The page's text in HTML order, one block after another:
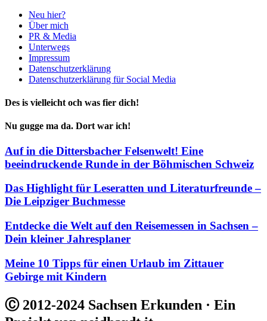
Neu hier?
Über mich
PR & Media
Unterwegs
Impressum
Datenschutzerklärung
Datenschutzerklärung für Social Media
Des is vielleicht och was fier dich!
Nu gugge ma da. Dort war ich!
Auf in die Dittersbacher Felsenwelt! Eine
beeindruckende Runde in der Böhmischen Schweiz
Das Highlight für Leseratten und Literaturfreunde –
Die Leipziger Buchmesse
Entdecke die Welt auf den Reisemessen in Sachsen –
Dein kleiner Jahresplaner
Meine 10 Tipps für einen Urlaub im Zittauer
Gebirge mit Kindern
Ⓒ 2012-2024 Sachsen Erkunden · Ein